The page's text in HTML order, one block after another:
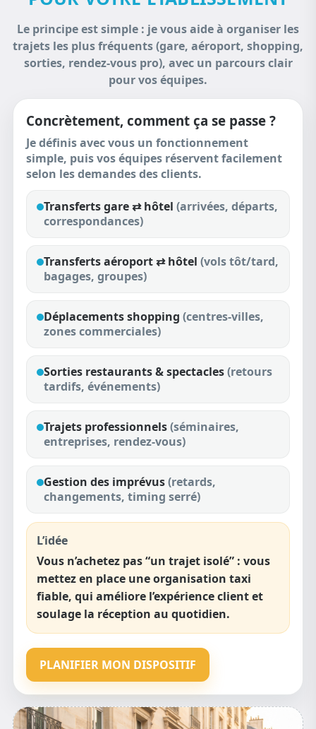
Le principe est simple : je vous aide à organiser les
trajets les plus fréquents (gare, aéroport, shopping,
sorties, rendez-vous pro), avec un parcours clair
pour vos équipes.
Concrètement, comment ça se passe ?
Je définis avec vous un fonctionnement
simple, puis vos équipes réservent facilement
selon les demandes des clients.
Transfertsgare ⇄ hôtel (arrivées, départs,
correspondances)
Transfertsaéroport ⇄ hôtel (vols tôt/tard,
bagages, groupes)
Déplacementsshopping (centres-villes,
zones commerciales)
Sorties restaurants & spectacles(retours
tardifs, événements)
Trajets professionnels(séminaires,
entreprises, rendez-vous)
Gestion des imprévus(retards,
changements, timing serré)
L’idée
Vous n’achetez pas “un trajet isolé” : vous
mettez en place une organisation taxi
fiable, qui améliore l’expérience client et
soulage la réception au quotidien.
PLANIFIER MON DISPOSITIF